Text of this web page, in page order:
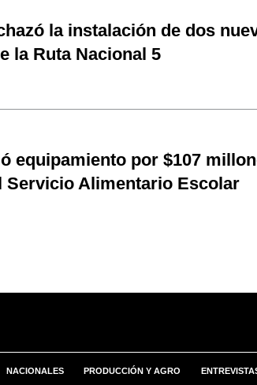
la instalación de dos
la Ruta Nacional 5
equipamiento por $107
Servicio Alimentario Escolar
NACIONALES PRODUCCIÓN Y AGRO